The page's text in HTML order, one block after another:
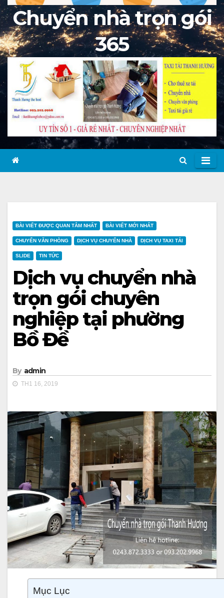
Chuyển nhà trọn gói
365
BÀI VIẾT ĐƯỢC QUAN TÂM NHẤT BÀI VIẾT MỚI NHẤT
CHUYỂN VĂN PHÒNG DỊCH VỤ CHUYỂN NHÀ DỊCH VỤ TAXI TẢI
SLIDE TIN TỨC
Dịch vụ chuyển nhà
trọn gói chuyên
nghiệp tại phường
Bồ Đề
By admin
TH1 16, 2019
Mục Lục